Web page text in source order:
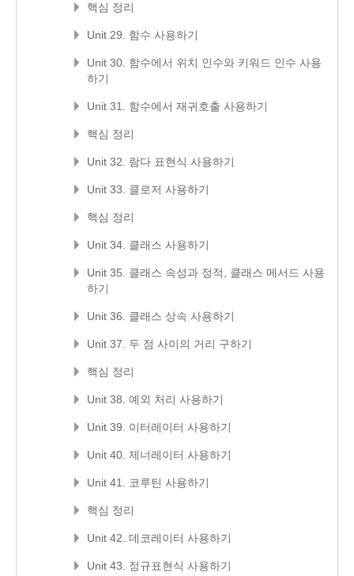
핵심 정리
Unit 29. 함수 사용하기
Unit 30. 함수에서 위치 인수와 키워드 인수 사용
하기
Unit 31. 함수에서 재귀호출 사용하기
핵심 정리
Unit 32. 람다 표현식 사용하기
Unit 33. 클로저 사용하기
핵심 정리
Unit 34. 클래스 사용하기
Unit 35. 클래스 속성과 정적, 클래스 메서드 사용
하기
Unit 36. 클래스 상속 사용하기
Unit 37. 두 점 사이의 거리 구하기
핵심 정리
Unit 38. 예외 처리 사용하기
Unit 39. 이터레이터 사용하기
Unit 40. 제너레이터 사용하기
Unit 41. 코루틴 사용하기
핵심 정리
Unit 42. 데코레이터 사용하기
Unit 43. 정규표현식 사용하기